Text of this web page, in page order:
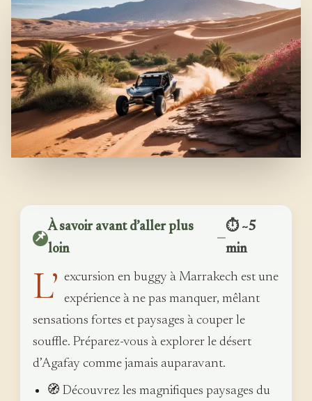
📌
À savoir avant d’aller plus
loin
—
⏱ ~5
min
L’ excursion en buggy à Marrakech est une
expérience à ne pas manquer, mêlant
sensations fortes et paysages à couper le
souffle. Préparez-vous à explorer le désert
d’Agafay comme jamais auparavant.
🧭 Découvrez les magnifiques paysages du